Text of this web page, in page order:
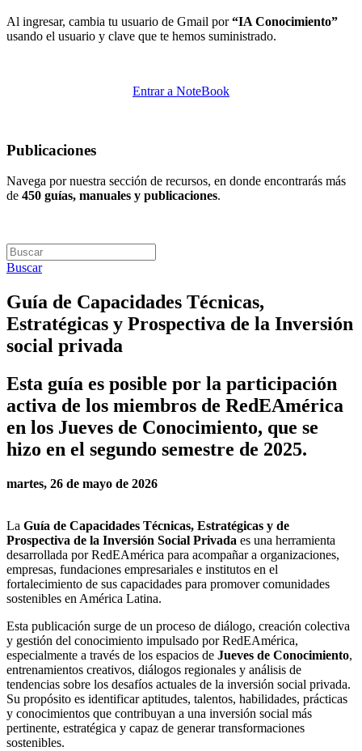
Al ingresar, cambia tu usuario de Gmail por“IA Conocimiento”
usando el usuario y clave que te hemos suministrado.
Entrar a NoteBook
Publicaciones
Navega por nuestra sección de recursos, en donde encontrarás más
de 450 guías, manuales y publicaciones.
Buscar
Guía de Capacidades Técnicas,
Estratégicas y Prospectiva de la Inversión
social privada
Esta guía es posible por la participación
activa de los miembros de RedEAmérica
en los Jueves de Conocimiento, que se
hizo en el segundo semestre de 2025.
martes, 26 de mayo de 2026
La Guía de Capacidades Técnicas, Estratégicas y de
Prospectiva de la Inversión Social Privada es una herramienta
desarrollada por RedEAmérica para acompañar a organizaciones,
empresas, fundaciones empresariales e institutos en el
fortalecimiento de sus capacidades para promover comunidades
sostenibles en América Latina.
Esta publicación surge de un proceso de diálogo, creación colectiva
y gestión del conocimiento impulsado por RedEAmérica,
especialmente a través de los espacios de Jueves de Conocimiento,
entrenamientos creativos, diálogos regionales y análisis de
tendencias sobre los desafíos actuales de la inversión social privada.
Su propósito es identificar aptitudes, talentos, habilidades, prácticas
y conocimientos que contribuyan a una inversión social más
pertinente, estratégica y capaz de generar transformaciones
sostenibles.